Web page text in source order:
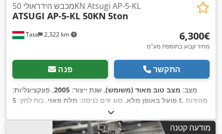
Tata 2,322 km
מכבש הידראולי 50KN Atsugi AP-5-KL
ATSUGI AP-5-KL 50KN 5ton
‏6,300 ‏€
מחיר קבוע בתוספת מע"מ
פנה התקשר
מצב: מצב טוב מאוד (משומש), שנת ייצור: 2005, פונקציונליות:
פועל באופן מלא, סוג זרם כניסה: תלת פאזי, כוח לחץ: 5 t, מהירות
, רוחב שולחן:450 מ"מ
עומק גרון:180 מ"מ , קיבולת מיכל שמן:9 ל , משקל כולל:270 ק"ג ,
מודעה קטנה